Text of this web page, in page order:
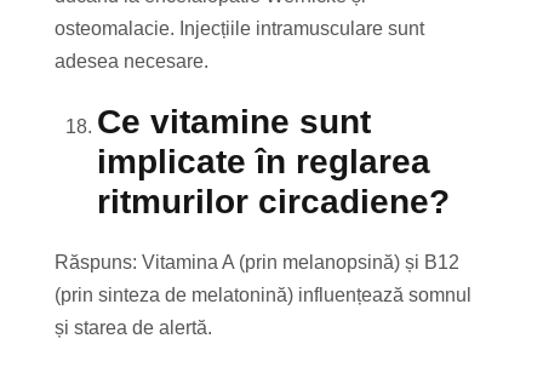
osteomalacie. Injecțiile intramusculare sunt
adesea necesare.
Ce vitamine sunt
implicate în reglarea
ritmurilor circadiene?
Răspuns: Vitamina A (prin melanopsină) și B12
(prin sinteza de melatonină) influențează somnul
și starea de alertă.